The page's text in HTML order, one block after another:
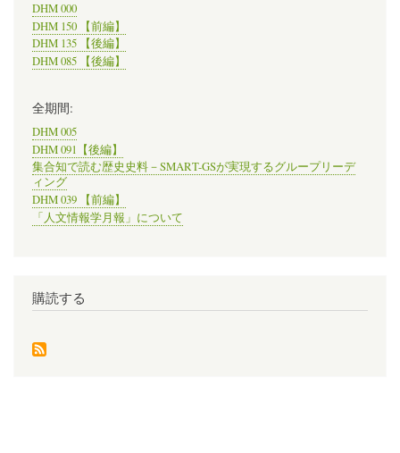
DHM 000
DHM 150 【前編】
DHM 135 【後編】
DHM 085 【後編】
全期間:
DHM 005
DHM 091【後編】
集合知で読む歴史史料－SMART-GSが実現するグループリーデ
ィング
DHM 039 【前編】
「人文情報学月報」について
購読する